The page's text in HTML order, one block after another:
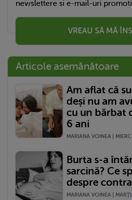
newslettere si e-mail-uri
VREAU SĂ MĂ
Articole asemănătoare
Am aflat că
deși nu am
cu un bărbat
6 ani
MARIANA VOINEA |
Burta s-a
sarcină? Ce
despre
MARIANA VOINEA |